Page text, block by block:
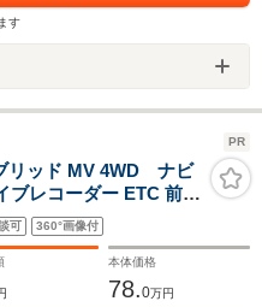
す
PR
リッド MV 4WD ナビ
ブレコーダー ETC 前席
ルーズコントロール 横
可 360°画像付
本体価格
78.0万円